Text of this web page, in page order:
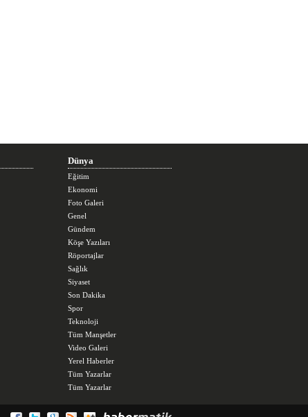
Dünya
Eğitim
Ekonomi
Foto Galeri
Genel
Gündem
Köşe Yazıları
Röportajlar
Sağlık
Siyaset
Son Dakika
Spor
Teknoloji
Tüm Manşetler
Video Galeri
Yerel Haberler
Tüm Yazarlar
Tüm Yazarlar